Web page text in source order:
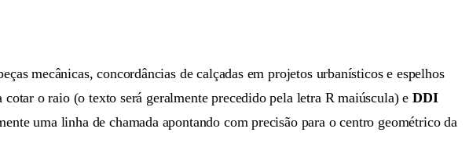
mecânicas, concordâncias de calçadas em projetos urbanísticos e espelhos
cotar o raio (o texto será geralmente precedido pela letra R maiúscula) e DDI
uma linha de chamada apontando com precisão para o centro geométrico da